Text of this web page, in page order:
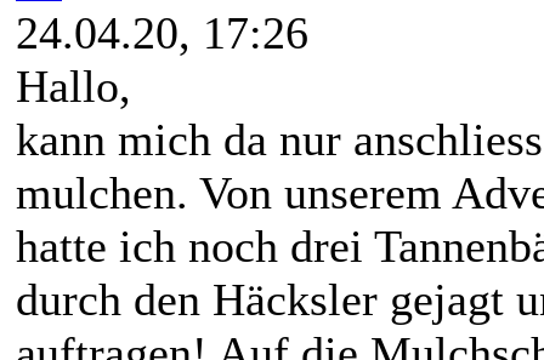
24.04.20, 17:26
Hallo,
kann mich da nur
mulchen. Von unserem
hatte ich noch drei
durch den Häcksler gejagt